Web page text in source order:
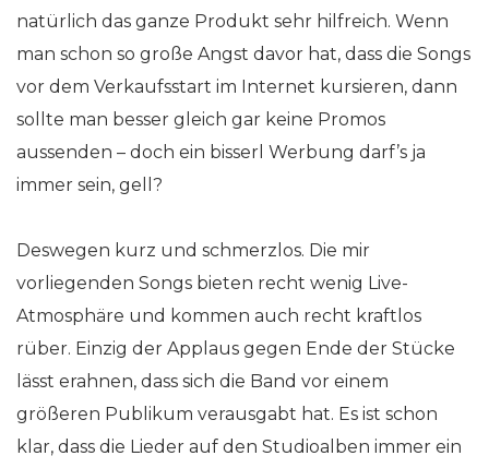
natürlich das ganze Produkt sehr hilfreich. Wenn
man schon so große Angst davor hat, dass die Songs
vor dem Verkaufsstart im Internet kursieren, dann
sollte man besser gleich gar keine Promos
aussenden – doch ein bisserl Werbung darf’s ja
immer sein, gell?
Deswegen kurz und schmerzlos. Die mir
vorliegenden Songs bieten recht wenig Live-
Atmosphäre und kommen auch recht kraftlos
rüber. Einzig der Applaus gegen Ende der Stücke
lässt erahnen, dass sich die Band vor einem
größeren Publikum verausgabt hat. Es ist schon
klar, dass die Lieder auf den Studioalben immer ein